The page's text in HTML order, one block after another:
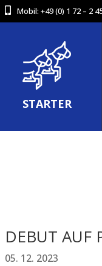
Mobil: +49 (0) 1 72 – 2
STARTER
DEBUT AUF
05. 12. 2023